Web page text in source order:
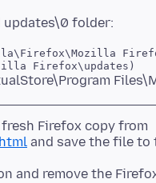
Firefox copy from
and remove the